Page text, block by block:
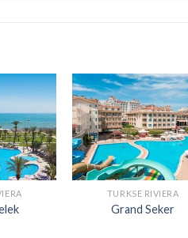
TURKSE RIVIERA
Grand Seker